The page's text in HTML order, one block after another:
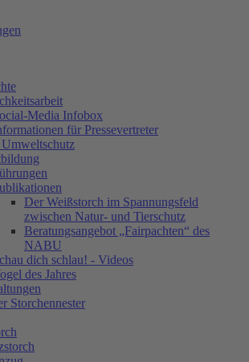
Media Infobox
für Pressevertreter
Der Weißstorch im Spannungsfeld
zwischen Natur- und Tierschutz
Beratungsangebot „Fairpachten“ des
NABU
dich schlau! - Videos
des Jahres
Storchennester